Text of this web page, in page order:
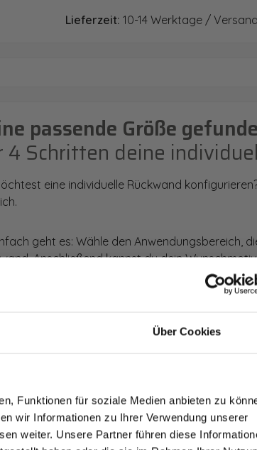
Über Cookies
Funktionen für soziale Medien anbieten zu
wir Informationen zu Ihrer Verwendung unserer
weiter. Unsere Partner führen diese
Lieferzeit: 10-14 Werktage /
passende Größe
4 Schritten deine
eine individuelle Rückwand
geht es: Wähle den Anwendungsbereich,
Anschließend kannst du dein
unseres Konfigurators werden dir die
Parallel erhältst du dein individuelles
kannst.
Konfigurator
zum Newsletter anmelden.